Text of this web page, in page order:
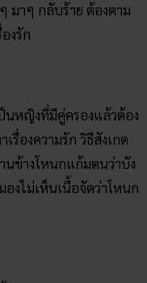
มาๆ กลับร้าย ต้องตาม
งรัก
นหญิงที่มีคู่ครองแล้วต้อง
รื่องความรัก วิธีสังเกต
นข้างโหนกแก้มตนว่าบัง
งไม่เห็นเนื้อจัดว่าโหนก